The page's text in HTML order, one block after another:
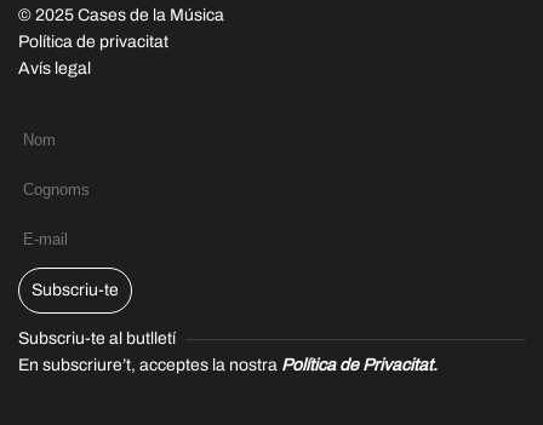
© 2025 Cases de la Música
Política de privacitat
Avís legal
Subscriu-te
Subscriu-te al butlletí
En subscriure’t, acceptes la nostra Política de Privacitat.